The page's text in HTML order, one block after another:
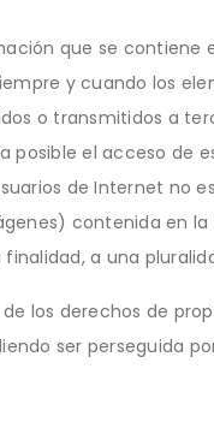
que se contiene
y cuando los
o transmitidos a
el acceso de
de Internet no
contenida en la
a una
los derechos de
ser perseguida